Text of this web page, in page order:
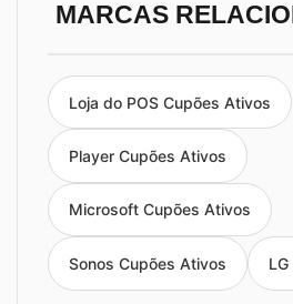
MARCAS
Loja do POS Cupões Ativos
Player Cupões Ativos
Microsoft Cupões Ativos
Sonos Cupões Ativos